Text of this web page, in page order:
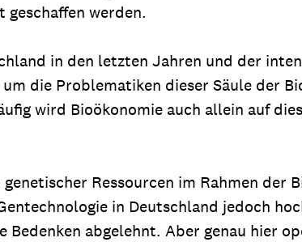
werden.
in den letzten Jahren und der
die Problematiken dieser Säule der
wird Bioökonomie auch allein auf
Ressourcen im Rahmen der
in Deutschland jedoch
abgelehnt. Aber genau hier